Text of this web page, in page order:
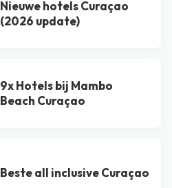
Nieuwe hotels Curaçao
(2026 update)
9x Hotels bij Mambo
Beach Curaçao
Beste all inclusive Curaçao